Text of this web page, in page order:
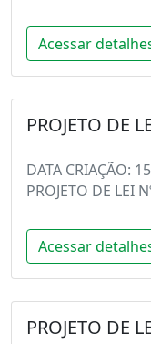
Acessar
PROJETO DE
DATA CRIAÇÃO:
PROJETO DE LEI
Acessar
PROJETO DE